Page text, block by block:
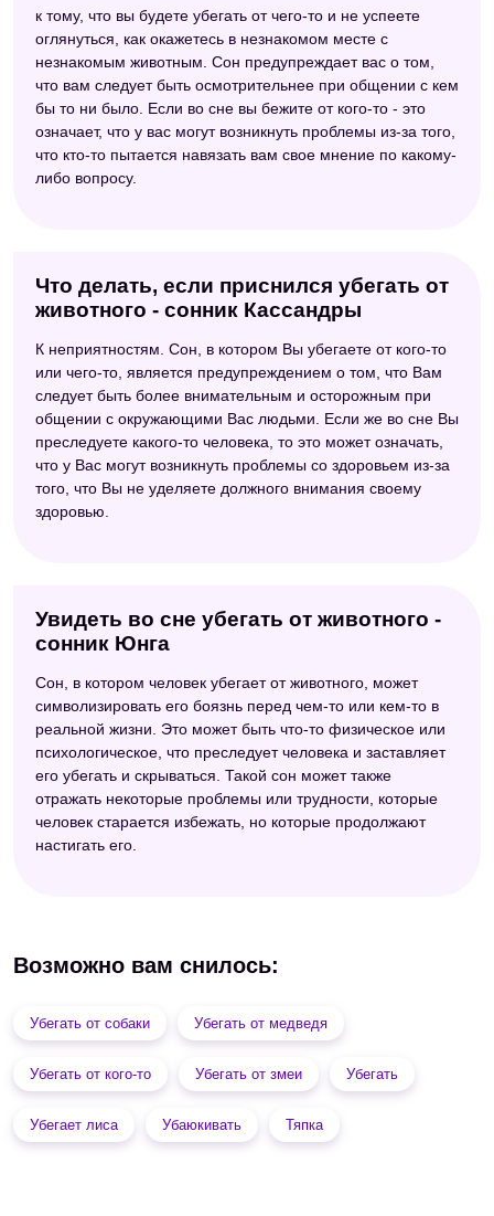
к тому, что вы будете убегать от чего-то и не успеете
оглянуться, как окажетесь в незнакомом месте с
незнакомым животным. Сон предупреждает вас о том,
что вам следует быть осмотрительнее при общении с кем
бы то ни было. Если во сне вы бежите от кого-то - это
означает, что у вас могут возникнуть проблемы из-за того,
что кто-то пытается навязать вам свое мнение по какому-
либо вопросу.
Что делать, если приснился убегать от
животного - сонник Кассандры
К неприятностям. Сон, в котором Вы убегаете от кого-то
или чего-то, является предупреждением о том, что Вам
следует быть более внимательным и осторожным при
общении с окружающими Вас людьми. Если же во сне Вы
преследуете какого-то человека, то это может означать,
что у Вас могут возникнуть проблемы со здоровьем из-за
того, что Вы не уделяете должного внимания своему
здоровью.
Увидеть во сне убегать от животного -
сонник Юнга
Сон, в котором человек убегает от животного, может
символизировать его боязнь перед чем-то или кем-то в
реальной жизни. Это может быть что-то физическое или
психологическое, что преследует человека и заставляет
его убегать и скрываться. Такой сон может также
отражать некоторые проблемы или трудности, которые
человек старается избежать, но которые продолжают
настигать его.
Возможно вам снилось:
Убегать от собаки Убегать от медведя
Убегать от кого-то Убегать от змеи Убегать
Убегает лиса Убаюкивать Тяпка